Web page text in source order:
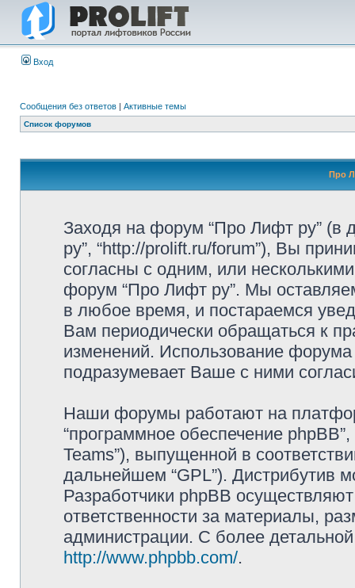
Вход
Сообщения без ответов | Активные темы
Список форумов
Про
Заходя на форум “Про Лифт ру”
ру”, “http://prolift.ru/forum”), Вы
согласны с одним, или
форум “Про Лифт ру”. Мы
в любое время, и постараемся
Вам периодически обращаться к
изменений. Использование
подразумевает Ваше с ними
Наши форумы работают на
“программное обеспечение
Teams”), выпущенной в
дальнейшем “GPL”). Дистрибутив
Разработчики phpBB
ответственности за материалы,
администрации. С более
http://www.phpbb.com/.